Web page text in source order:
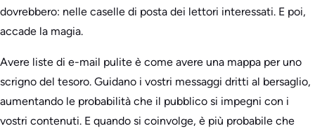
dovrebbero: nelle caselle di posta dei lettori interessati. E poi,
accade la magia.
Avere liste di e-mail pulite è come avere una mappa per uno
scrigno del tesoro. Guidano i vostri messaggi dritti al bersaglio,
aumentando le probabilità che il pubblico si impegni con i
vostri contenuti. E quando si coinvolge, è più probabile che